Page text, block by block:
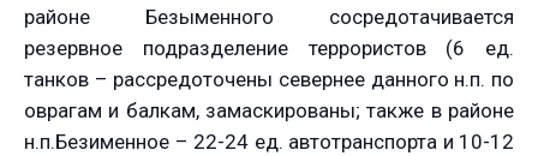
районе Безыменного сосредотачивается
резервное подразделение террористов (6 ед.
танков – рассредоточены севернее данного н.п. по
оврагам и балкам, замаскированы; также в районе
н.п.Безименное – 22-24 ед. автотранспорта и 10-12